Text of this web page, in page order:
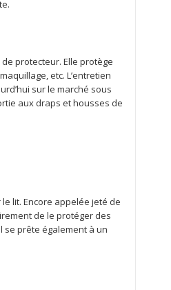
protecteur. Elle protège
etc. L’entretien
sur le marché sous
aux draps et housses de
lit. Encore appelée jeté de
de le protéger des
se prête également à un